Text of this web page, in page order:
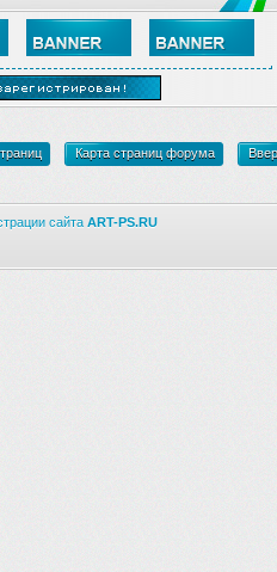
Карта страниц форума
сайта ART-PS.RU